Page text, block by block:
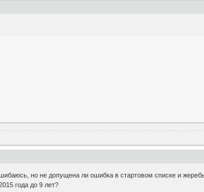
но не допущена ли ошибка в стартовом списке и
года до 9 лет?